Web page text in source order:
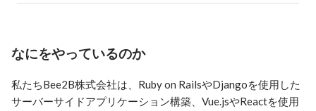
なにをやっているのか
私たちBee2B株式会社は、Ruby on RailsやDjangoを使用した
サーバーサイドアプリケーション構築、Vue.jsやReactを使用